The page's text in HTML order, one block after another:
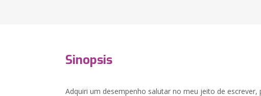
Sinopsis
Adquiri um desempenho salutar no meu jeito de escrever,